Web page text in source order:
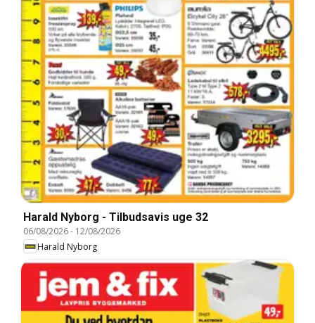
Harald Nyborg - Tilbudsavis uge 32
06/08/2026- 12/08/2026
Harald Nyborg